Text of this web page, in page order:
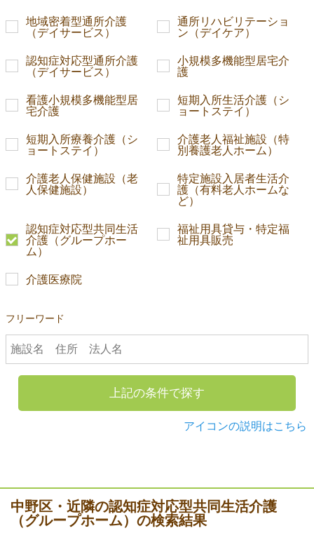
地域密着型通所介護
（デイサービス）
通所リハビリテーショ
ン（デイケア）
認知症対応型通所介護
（デイサービス）
小規模多機能型居宅介
護
看護小規模多機能型居
宅介護
短期入所生活介護（シ
ョートステイ）
短期入所療養介護（シ
ョートステイ）
介護老人福祉施設（特
別養護老人ホーム）
介護老人保健施設（老
人保健施設）
特定施設入居者生活介
護（有料老人ホームな
ど）
認知症対応型共同生活
介護（グループホー
ム）
福祉用具貸与・特定福
祉用具販売
介護医療院
フリーワード
上記の条件で探す
アイコンの説明はこちら
中野区・近隣の認知症対応型共同生活介護
（グループホーム）の検索結果